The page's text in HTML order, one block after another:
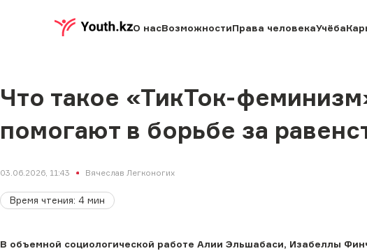
О насВозможностиПрава человекаУчёба
Что такое «ТикТок-
помогают в борьбе за
03.06.2026, 11:43 Вячеслав Легконогих
Время чтения: 4 мин
В объемной социологической работе Алии Эльшабаси, Изабеллы